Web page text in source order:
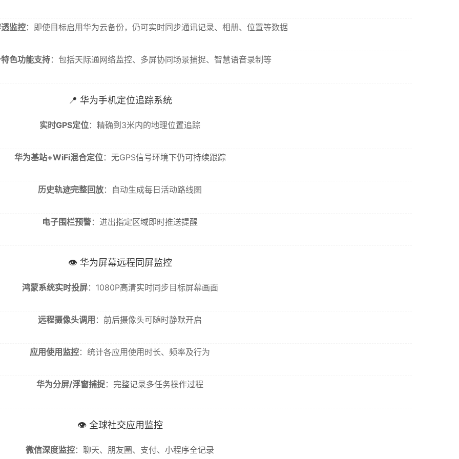
监控：即使目标启用华为云备份，仍可实时同步通讯记录、相册、位置等数据
色功能支持：包括天际通网络监控、多屏协同场景捕捉、智慧语音录制等
📍 华为手机定位追踪系统
实时GPS定位：精确到3米内的地理位置追踪
华为基站+WiFi混合定位：无GPS信号环境下仍可持续跟踪
历史轨迹完整回放：自动生成每日活动路线图
电子围栏预警：进出指定区域即时推送提醒
👁️ 华为屏幕远程同屏监控
鸿蒙系统实时投屏：1080P高清实时同步目标屏幕画面
远程摄像头调用 ：前后摄像头可随时静默开启
应用使用监控：统计各应用使用时长、频率及行为
华为分屏/浮窗捕捉：完整记录多任务操作过程
👁️ 全球社交应用监控
微信深度监控：聊天、朋友圈、支付、小程序全记录